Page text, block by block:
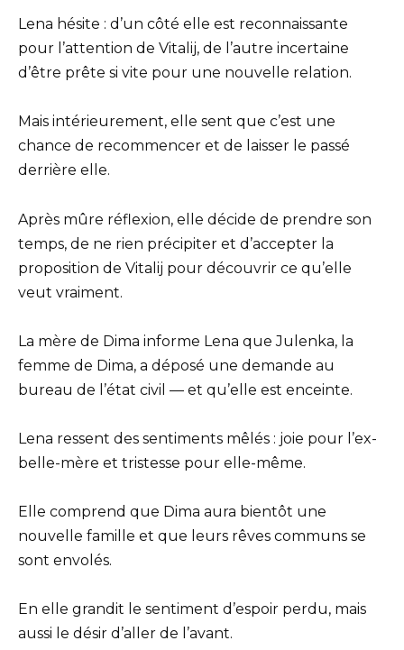
Lena hésite : d’un côté elle est reconnaissante
pour l’attention de Vitalij, de l’autre incertaine
d’être prête si vite pour une nouvelle relation.
Mais intérieurement, elle sent que c’est une
chance de recommencer et de laisser le passé
derrière elle.
Après mûre réflexion, elle décide de prendre son
temps, de ne rien précipiter et d’accepter la
proposition de Vitalij pour découvrir ce qu’elle
veut vraiment.
La mère de Dima informe Lena que Julenka, la
femme de Dima, a déposé une demande au
bureau de l’état civil — et qu’elle est enceinte.
Lena ressent des sentiments mêlés : joie pour l’ex-
belle-mère et tristesse pour elle-même.
Elle comprend que Dima aura bientôt une
nouvelle famille et que leurs rêves communs se
sont envolés.
En elle grandit le sentiment d’espoir perdu, mais
aussi le désir d’aller de l’avant.